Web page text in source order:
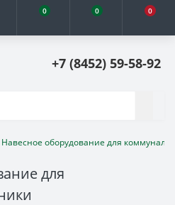
0 0 0
+7 (8452) 59-58-92
Навесное оборудование для
для